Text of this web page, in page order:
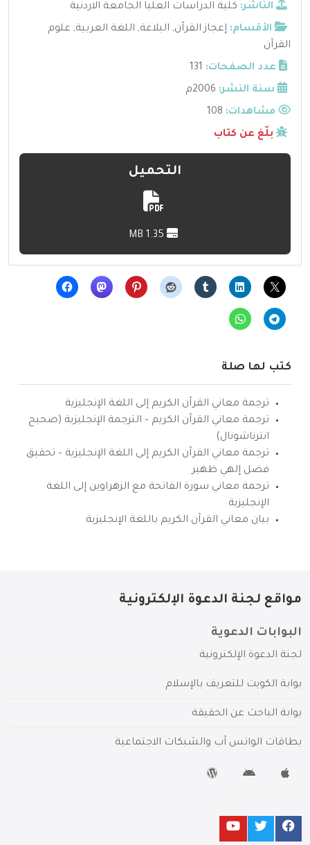
الناشر: كلية الدراسات العليا الجامعة الاردنية
الأقسام: إعجاز القرآن, البلاغة, اللغة العربية, علوم
القرآن
عدد الصفحات: 131
سنة النشر: 2006م
مشاهدات:
بلّغ عن كتاب
التحميل
كتب لها صلة
ترجمة معاني القرآن الكريم إلى اللغة الإنجليزية
ترجمة معاني القرآن الكريم – الترجمة الإنجليزية (صحيح
انترناشونال)
ترجمة معاني القرآن الكريم إلى اللغة الإنجليزية – تحقيق
فضل إلهي ظهير
ترجمة معاني سورة الفاتحة مع الزهراوين إلى اللغة
الإنجليزية
بيان معاني القرآن الكريم باللغة الإنجليزية
مواقع لجنة الدعوة الإلكترونية
البوابات الدعوية
لجنة الدعوة الإلكترونية
بوابة الكويت للتعريف بالإسلام
بوابة الباحث عن الحقيقة
بطاقات الواتس آب والشبكات الاجتماعية